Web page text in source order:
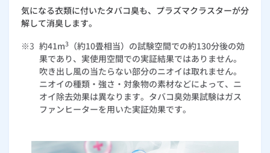
気になる衣類に付いたタバコ臭も、プラズマクラスターが分
解して消臭します。
※3 約41m3 （約10畳相当）の試験空間での約130分後の効
果であり、実使用空間での実証結果ではありません。
吹き出し風の当たらない部分のニオイは取れません。
ニオイの種類・強さ・対象物の素材などによって、ニ
オイ除去効果は異なります。タバコ臭効果試験はガス
ファンヒーターを用いた実証効果です。